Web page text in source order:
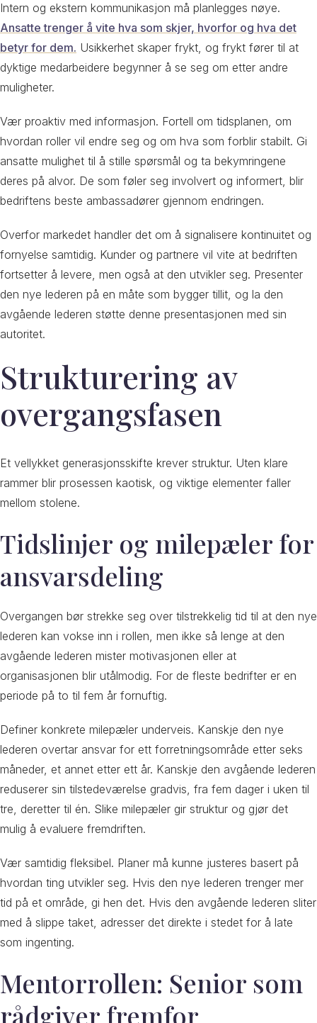
Intern og ekstern kommunikasjon må planlegges nøye.
Ansatte trenger å vite hva som skjer, hvorfor og hva det
betyr for dem. Usikkerhet skaper frykt, og frykt fører til at
dyktige medarbeidere begynner å se seg om etter andre
muligheter.
Vær proaktiv med informasjon. Fortell om tidsplanen, om
hvordan roller vil endre seg og om hva som forblir stabilt. Gi
ansatte mulighet til å stille spørsmål og ta bekymringene
deres på alvor. De som føler seg involvert og informert, blir
bedriftens beste ambassadører gjennom endringen.
Overfor markedet handler det om å signalisere kontinuitet og
fornyelse samtidig. Kunder og partnere vil vite at bedriften
fortsetter å levere, men også at den utvikler seg. Presenter
den nye lederen på en måte som bygger tillit, og la den
avgående lederen støtte denne presentasjonen med sin
autoritet.
Strukturering av
overgangsfasen
Et vellykket generasjonsskifte krever struktur. Uten klare
rammer blir prosessen kaotisk, og viktige elementer faller
mellom stolene.
Tidslinjer og milepæler for
ansvarsdeling
Overgangen bør strekke seg over tilstrekkelig tid til at den nye
lederen kan vokse inn i rollen, men ikke så lenge at den
avgående lederen mister motivasjonen eller at
organisasjonen blir utålmodig. For de fleste bedrifter er en
periode på to til fem år fornuftig.
Definer konkrete milepæler underveis. Kanskje den nye
lederen overtar ansvar for ett forretningsområde etter seks
måneder, et annet etter ett år. Kanskje den avgående lederen
reduserer sin tilstedeværelse gradvis, fra fem dager i uken til
tre, deretter til én. Slike milepæler gir struktur og gjør det
mulig å evaluere fremdriften.
Vær samtidig fleksibel. Planer må kunne justeres basert på
hvordan ting utvikler seg. Hvis den nye lederen trenger mer
tid på et område, gi hen det. Hvis den avgående lederen sliter
med å slippe taket, adresser det direkte i stedet for å late
som ingenting.
Mentorrollen: Senior som
rådgiver fremfor